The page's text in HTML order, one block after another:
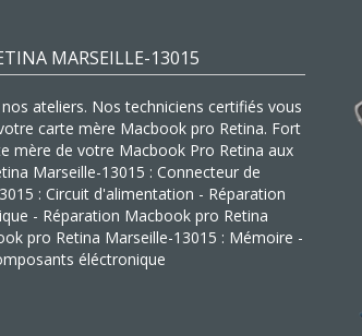
MARSEILLE-13015
ateliers. Nos techniciens certifiés vous
carte mère Macbook pro Retina. Fort
mère de votre Macbook Pro Retina aux
Marseille-13015 : Connecteur de
: Circuit d'alimentation - Réparation
- Réparation Macbook pro Retina
pro Retina Marseille-13015 : Mémoire -
éléctronique